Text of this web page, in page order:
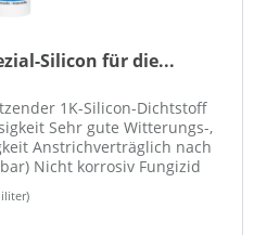
Silicon für die...
1K-Silicon-Dichtstoff
Sehr gute Witterungs-,
Anstrichverträglich nach
Nicht korrosiv Fungizid